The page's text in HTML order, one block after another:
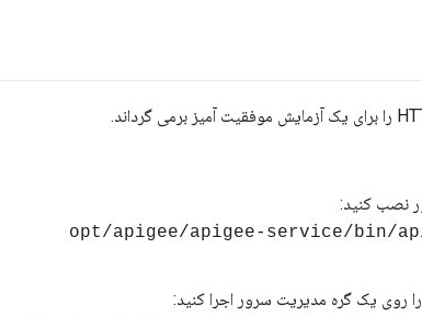
نصب کنید:
> /opt/apigee/apigee-service/bin/